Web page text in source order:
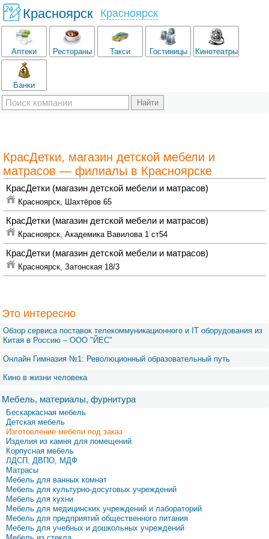
Красноярск Красноярск
Аптеки Рестораны Такси Гостиницы Кинотеатры
Банки
КрасДетки, магазин детской мебели и
матрасов — филиалы в Красноярске
КрасДетки (магазин детской мебели и матрасов)
Красноярск, Шахтёров 65
КрасДетки (магазин детской мебели и матрасов)
Красноярск, Академика Вавилова 1 ст54
КрасДетки (магазин детской мебели и матрасов)
Красноярск, Затонская 18/3
Это интересно
Обзор сервиса поставок телекоммуникационного и IT оборудования из
Китая в Россию – OOO "ЙЕС"
Онлайн Гимназия №1: Революционный образовательный путь
Кино в жизни человека
Мебель, материалы, фурнитура
Бескаркасная мебель
Детская мебель
Изготовление мебели под заказ
Изделия из камня для помещений
Корпусная мебель
ЛДСП, ДВПО, МДФ
Матрасы
Мебель для ванных комнат
Мебель для культурно-досуговых учреждений
Мебель для кухни
Мебель для медицинских учреждений и лабораторий
Мебель для предприятий общественного питания
Мебель для учебных и дошкольных учреждений